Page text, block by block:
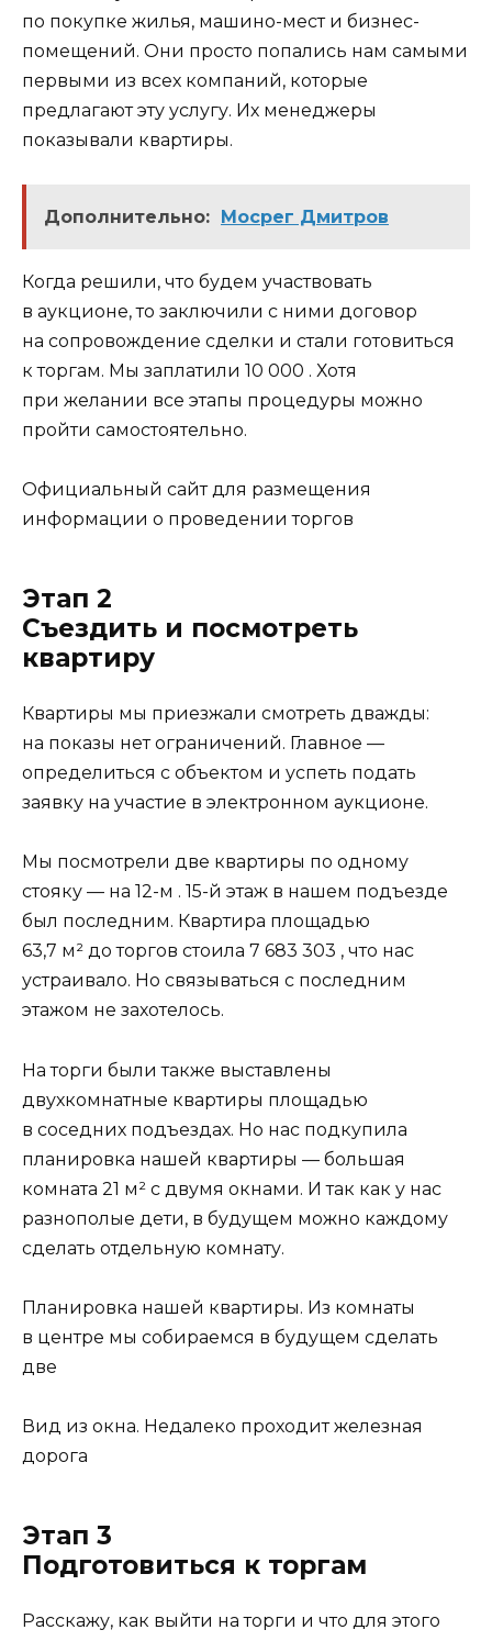
по покупке жилья, машино-мест и бизнес-
помещений. Они просто попались нам самыми
первыми из всех компаний, которые
предлагают эту услугу. Их менеджеры
показывали квартиры.
Дополнительно: Мосрег Дмитров
Когда решили, что будем участвовать
в аукционе, то заключили с ними договор
на сопровождение сделки и стали готовиться
к торгам. Мы заплатили 10 000 . Хотя
при желании все этапы процедуры можно
пройти самостоятельно.
Официальный сайт для размещения
информации о проведении торгов
Этап 2
Съездить и посмотреть
квартиру
Квартиры мы приезжали смотреть дважды:
на показы нет ограничений. Главное —
определиться с объектом и успеть подать
заявку на участие в электронном аукционе.
Мы посмотрели две квартиры по одному
стояку — на 12-м . 15-й этаж в нашем подъезде
был последним. Квартира площадью
63,7 м² до торгов стоила 7 683 303 , что нас
устраивало. Но связываться с последним
этажом не захотелось.
На торги были также выставлены
двухкомнатные квартиры площадью
в соседних подъездах. Но нас подкупила
планировка нашей квартиры — большая
комната 21 м² с двумя окнами. И так как у нас
разнополые дети, в будущем можно каждому
сделать отдельную комнату.
Планировка нашей квартиры. Из комнаты
в центре мы собираемся в будущем сделать
две
Вид из окна. Недалеко проходит железная
дорога
Этап 3
Подготовиться к торгам
Расскажу, как выйти на торги и что для этого